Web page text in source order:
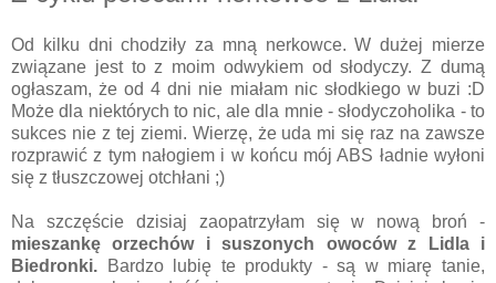
Od kilku dni chodziły za mną nerkowce. W dużej mierze
związane jest to z moim odwykiem od słodyczy. Z dumą
ogłaszam, że od 4 dni nie miałam nic słodkiego w buzi :D
Może dla niektórych to nic, ale dla mnie - słodyczoholika - to
sukces nie z tej ziemi. Wierzę, że uda mi się raz na zawsze
rozprawić z tym nałogiem i w końcu mój ABS ładnie wyłoni
się z tłuszczowej otchłani ;)
Na szczęście dzisiaj zaopatrzyłam się w nową broń -
mieszankę orzechów i suszonych owoców z Lidla i
Biedronki. Bardzo lubię te produkty - są w miarę tanie,